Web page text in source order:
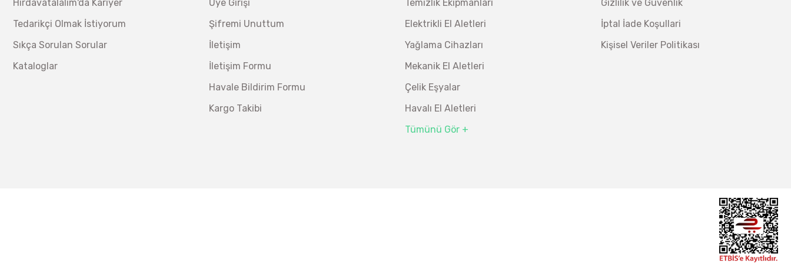
Ücretsiz Nakliye
26.847,00 TL
Hırdavatalalım'da Kariyer
Tedarikçi Olmak İstiyorum
Sıkça Sorulan Sorular
Kataloglar
Üye Girişi
Şifremi Unuttum
İletişim
İletişim Formu
Havale Bildirim Formu
Kargo Takibi
Temizlik Ekipmanları
Elektrikli El Aletleri
Yağlama Cihazları
Mekanik El Aletleri
Çelik Eşyalar
Havalı El Aletleri
Tümünü Gör +
Gizlilik ve Güvenlik
İptal İade Koşullari
Kişisel Veriler Politikası